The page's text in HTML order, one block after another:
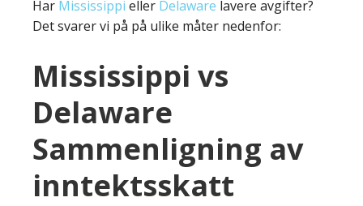
Har Mississippi eller Delaware lavere avgifter?
Det svarer vi på på ulike måter nedenfor:
Mississippi vs
Delaware
Sammenligning av
inntektsskatt